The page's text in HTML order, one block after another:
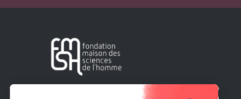
Créée en 1963, la Fondation Maison Sciences de l'Homme
soutient la recherche et la diffusion des connaissances en